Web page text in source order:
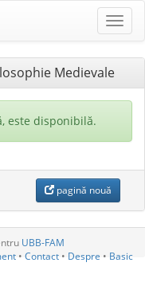
Medievale
este disponibilă.
pagină nouă
UBB-FAM
• Contact • Despre • Basic